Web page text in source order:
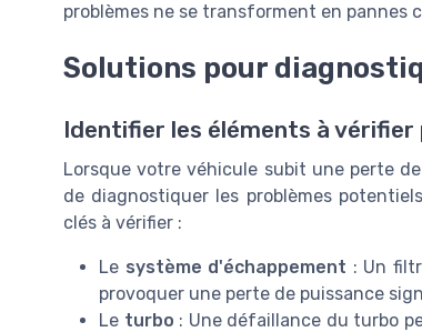
problèmes ne se transforment en pannes
Solutions pour
Identifier les éléments à
Lorsque votre véhicule subit une perte
de diagnostiquer les problèmes
clés à vérifier :
Le système d'échappement : Un
provoquer une perte de puissance
Le turbo : Une défaillance du turbo